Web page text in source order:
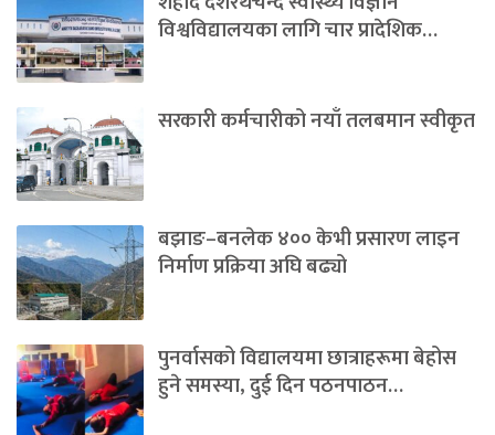
विश्वविद्यालयका लागि चार प्रादेशिक…
सरकारी कर्मचारीको नयाँ तलबमान स्वीकृत
बझाङ–बनलेक ४०० केभी प्रसारण लाइन
निर्माण प्रक्रिया अघि बढ्यो
पुनर्वासको विद्यालयमा छात्राहरूमा बेहोस
हुने समस्या, दुई दिन पठनपाठन…